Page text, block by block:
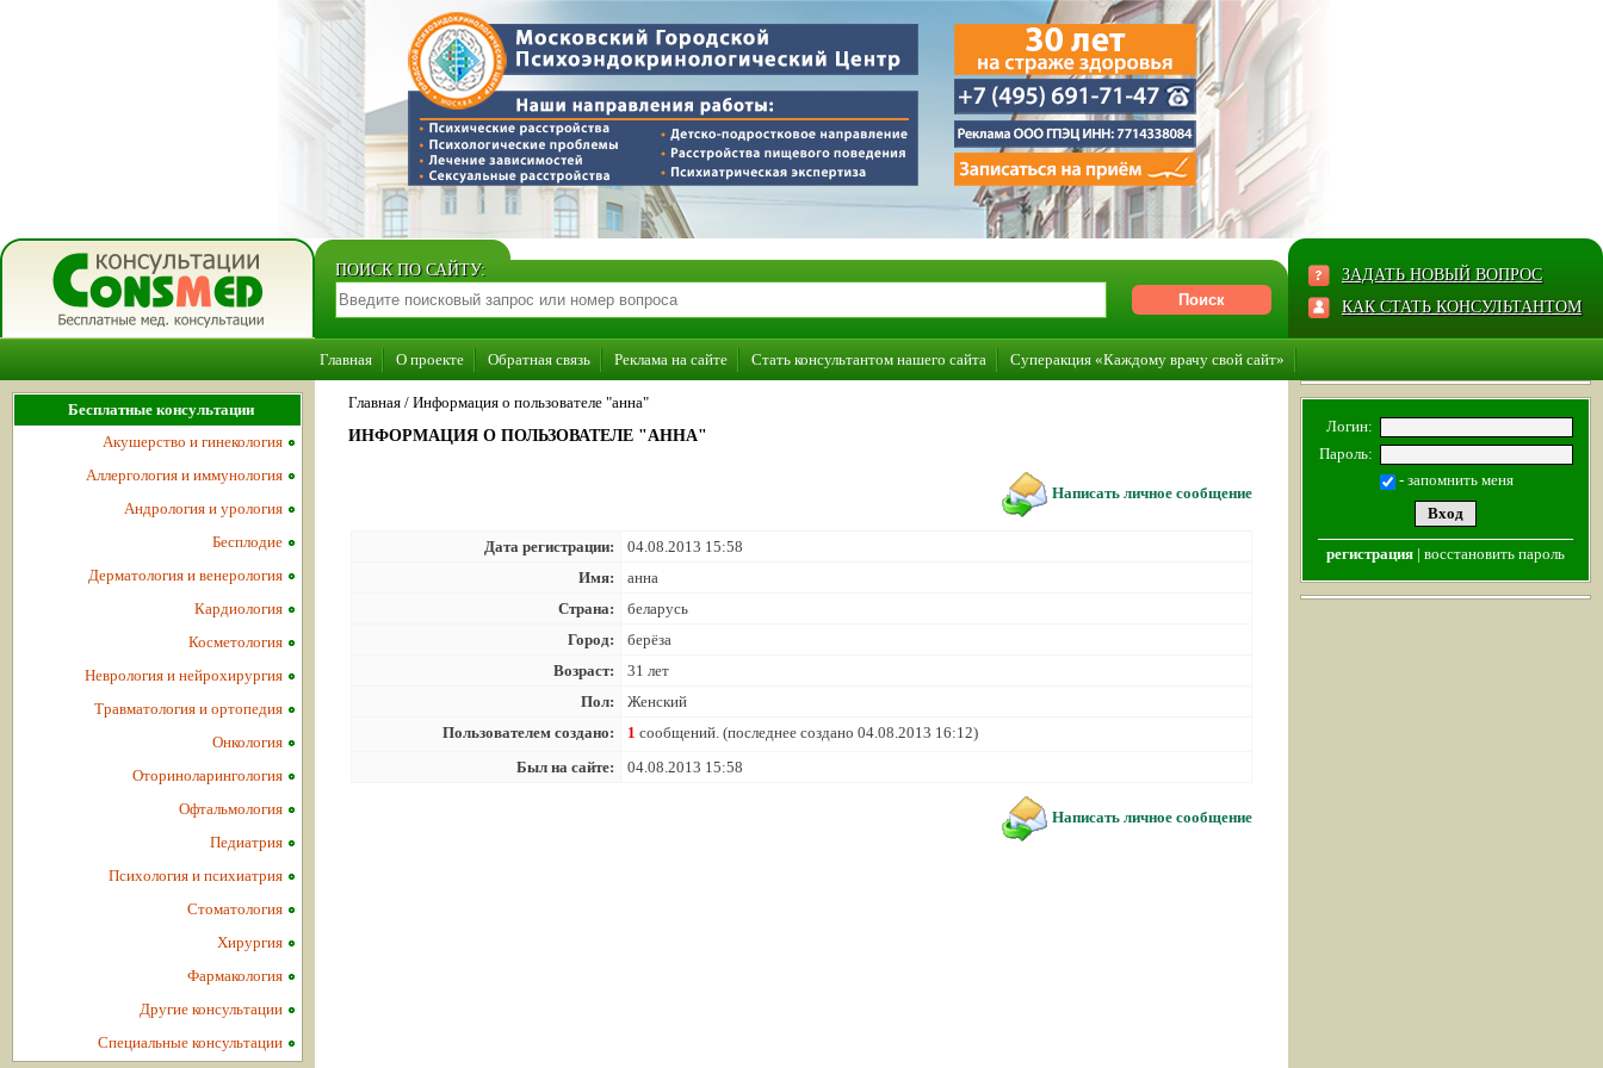
ПОИСК ПО САЙТУ:
ЗАДАТЬ НОВЫЙ ВОПРОС
КАК СТАТЬ КОНСУЛЬТАНТОМ
Главная О проекте Обратная связь Реклама на сайте Стать консультантом нашего сайта Суперакция «Каждому врачу свой сайт»
Главная / Информация о пользователе "анна"
ИНФОРМАЦИЯ О ПОЛЬЗОВАТЕЛЕ "АННА"
Написать личное сообщение
Дата регистрации:
04.08.2013 15:58
Имя:
анна
Страна:
беларусь
Город:
берёза
Возраст:
31 лет
Пол:
Женский
Пользователем создано:
1 сообщений. (последнее создано 04.08.2013 16:12)
Был на сайте:
04.08.2013 15:58
Написать личное сообщение
Бесплатные консультации
Акушерство и гинекология
Аллергология и иммунология
Андрология и урология
Бесплодие
Дерматология и венерология
Кардиология
Косметология
Неврология и нейрохирургия
Травматология и ортопедия
Онкология
Оториноларингология
Офтальмология
Педиатрия
Психология и психиатрия
Стоматология
Хирургия
Фармакология
Другие консультации
Специальные консультации
Логин:
Пароль:
- запомнить меня
регистрация | восстановить пароль